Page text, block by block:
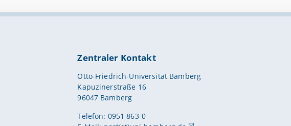
Zentraler Kontakt
Otto-Friedrich-Universität Bamberg
Kapuzinerstraße 16
96047 Bamberg
Telefon: 0951 863-0